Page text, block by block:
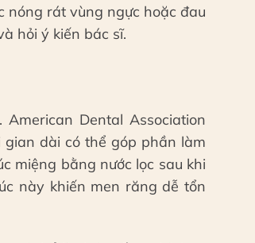
nóng rát vùng ngực hoặc đau
hỏi ý kiến bác sĩ.
Dental Association
dài có thể góp phần làm
miệng bằng nước lọc sau khi
này khiến men răng dễ tổn